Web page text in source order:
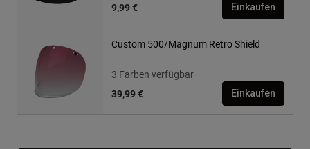
9,99 €
Einkaufen
Custom 500/Magnum Retro Shield
3 Farben verfügbar
39,99 €
Einkaufen